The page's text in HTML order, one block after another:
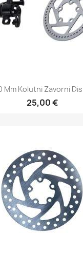
Mm Kolutni Zavorni
25,00 €